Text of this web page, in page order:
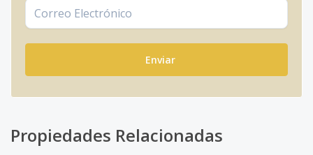
Enviar
Propiedades Relacionadas